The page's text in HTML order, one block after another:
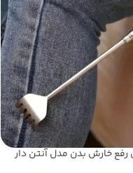
استیل براق
رفع خارش بدن مدل آنتن دار